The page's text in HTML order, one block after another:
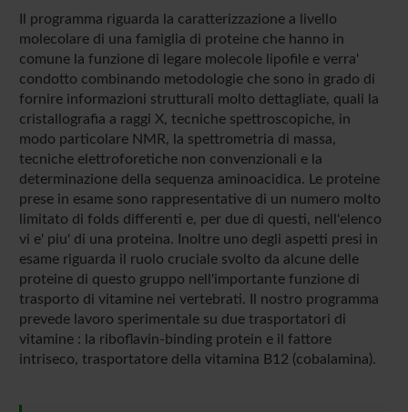
Il programma riguarda la caratterizzazione a livello
molecolare di una famiglia di proteine che hanno in
comune la funzione di legare molecole lipofile e verra'
condotto combinando metodologie che sono in grado di
fornire informazioni strutturali molto dettagliate, quali la
cristallografia a raggi X, tecniche spettroscopiche, in
modo particolare NMR, la spettrometria di massa,
tecniche elettroforetiche non convenzionali e la
determinazione della sequenza aminoacidica. Le proteine
prese in esame sono rappresentative di un numero molto
limitato di folds differenti e, per due di questi, nell'elenco
vi e' piu' di una proteina. Inoltre uno degli aspetti presi in
esame riguarda il ruolo cruciale svolto da alcune delle
proteine di questo gruppo nell'importante funzione di
trasporto di vitamine nei vertebrati. Il nostro programma
prevede lavoro sperimentale su due trasportatori di
vitamine : la riboflavin-binding protein e il fattore
intriseco, trasportatore della vitamina B12 (cobalamina).